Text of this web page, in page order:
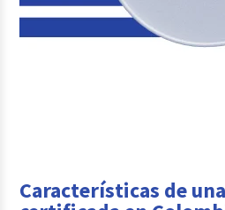
Características de